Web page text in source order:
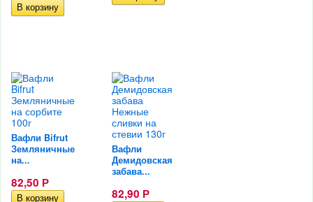
Вафли Bifrut
Земляничные
на...
82,50 Р
Вафли
Демидовская
забава...
82,90 Р